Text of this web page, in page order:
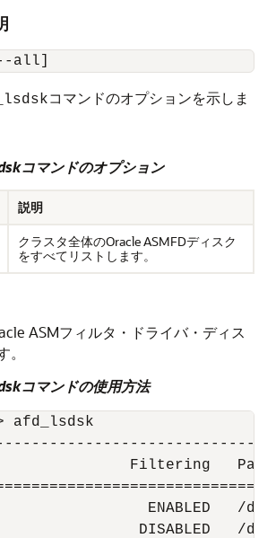
all]
コマンドのオプションを示しま
コマンドのオプション
説明
クラスタ全体のOracle ASMFDディスク
をすべてリストします。
ASMフィルタ・ドライバ・ディス
コマンドの使用方法
afd_lsdsk
Filtering   Path
ENABLED   /
DISABLED   /dev/